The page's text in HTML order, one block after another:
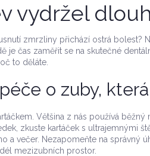
vydržel
zmrzliny přichází ostrá bolest?
je čas zaměřit se na skutečné
to děláte.
o zuby,
Většina z nás používá
zkuste kartáček s ultrajemnými
a večer. Nezapomeňte na správný
mezizubních prostor.